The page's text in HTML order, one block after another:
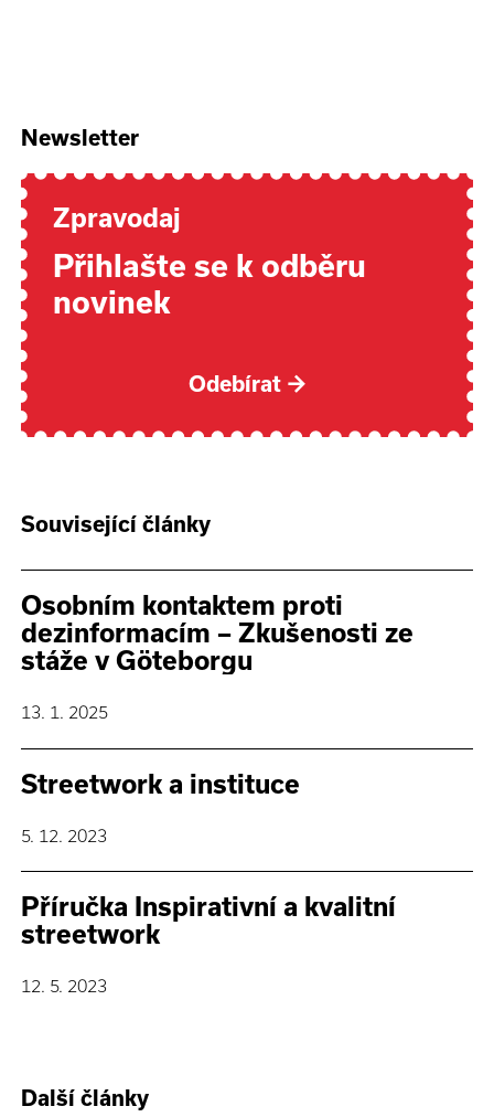
Newsletter
Zpravodaj
Přihlašte se k odběru
novinek
Odebírat →
Související články
Osobním kontaktem proti
dezinformacím –⁠⁠⁠⁠⁠⁠ Zkušenosti ze
stáže v Göteborgu
13. 1. 2025
Streetwork a instituce
5. 12. 2023
Příručka Inspirativní a kvalitní
streetwork
12. 5. 2023
Další články